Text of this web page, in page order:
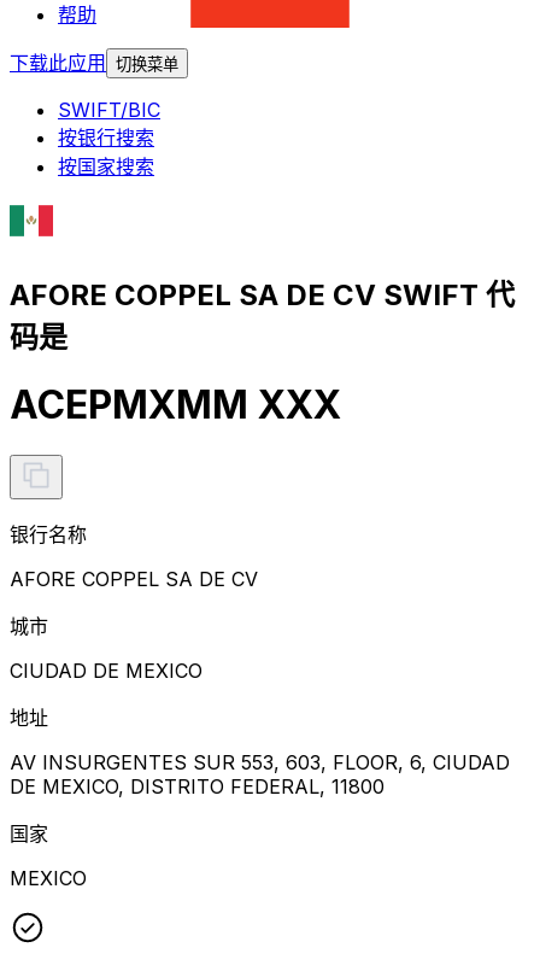
帮助
下载此应用
切换菜单
SWIFT/BIC
按银行搜索
按国家搜索
AFORE COPPEL SA DE CV SWIFT 代
码是
ACEPMXMM XXX
银行名称
AFORE COPPEL SA DE CV
城市
CIUDAD DE MEXICO
地址
AV INSURGENTES SUR 553, 603, FLOOR, 6, CIUDAD
DE MEXICO, DISTRITO FEDERAL, 11800
国家
MEXICO